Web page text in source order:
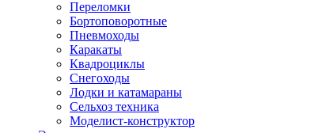
Переломки
Бортоповоротные
Пневмоходы
Каракаты
Квадроциклы
Снегоходы
Лодки и катамараны
Сельхоз техника
Моделист-конструктор